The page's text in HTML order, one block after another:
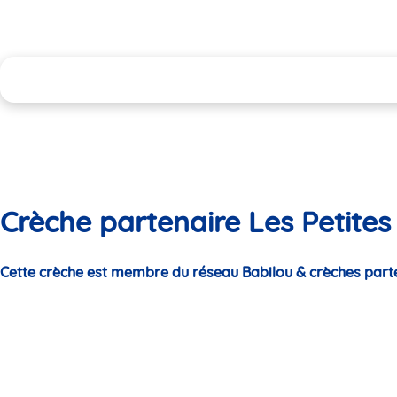
Crèche partenaire Les
Cette crèche est membre du réseau Babilou & crèches